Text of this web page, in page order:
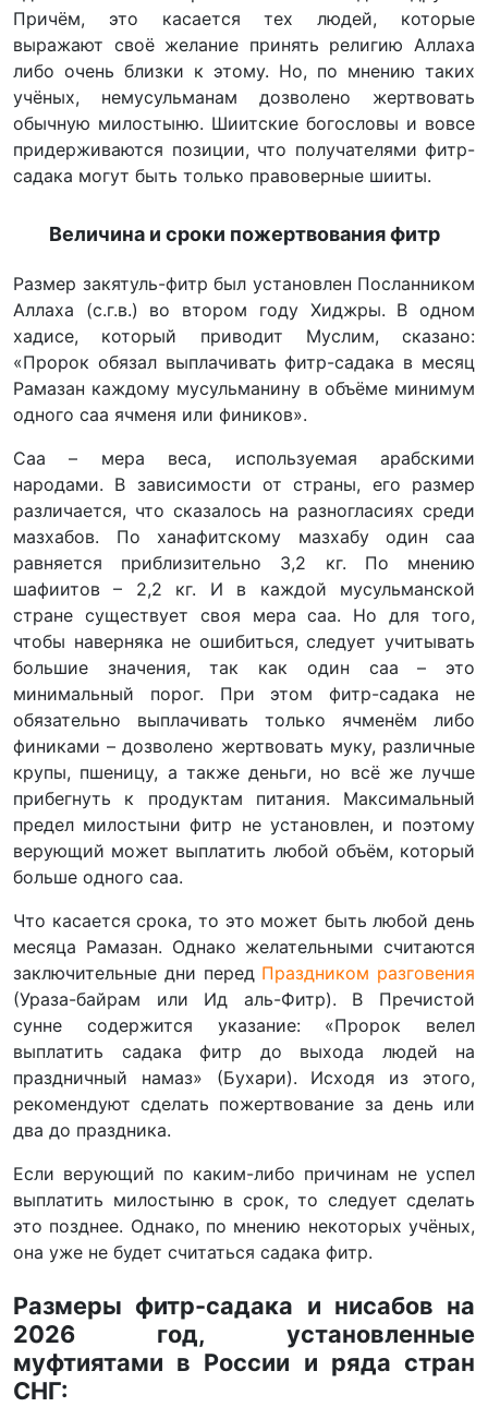
Причём, это касается тех людей, которые
выражают своё желание принять религию Аллаха
либо очень близки к этому. Но, по мнению таких
учёных, немусульманам дозволено жертвовать
обычную милостыню. Шиитские богословы и вовсе
придерживаются позиции, что получателями фитр-
садака могут быть только правоверные шииты.
Величина и сроки пожертвования фитр
Размер закятуль-фитр был установлен Посланником
Аллаха (с.г.в.) во втором году Хиджры. В одном
хадисе, который приводит Муслим, сказано:
«Пророк обязал выплачивать фитр-садака в месяц
Рамазан каждому мусульманину в объёме минимум
одного саа ячменя или фиников».
Саа – мера веса, используемая арабскими
народами. В зависимости от страны, его размер
различается, что сказалось на разногласиях среди
мазхабов. По ханафитскому мазхабу один саа
равняется приблизительно 3,2 кг. По мнению
шафиитов – 2,2 кг. И в каждой мусульманской
стране существует своя мера саа. Но для того,
чтобы наверняка не ошибиться, следует учитывать
большие значения, так как один саа – это
минимальный порог. При этом фитр-садака не
обязательно выплачивать только ячменём либо
финиками – дозволено жертвовать муку, различные
крупы, пшеницу, а также деньги, но всё же лучше
прибегнуть к продуктам питания. Максимальный
предел милостыни фитр не установлен, и поэтому
верующий может выплатить любой объём, который
больше одного саа.
Что касается срока, то это может быть любой день
месяца Рамазан. Однако желательными считаются
заключительные дни перед Праздником разговения
(Ураза-байрам или Ид аль-Фитр). В Пречистой
сунне содержится указание: «Пророк велел
выплатить садака фитр до выхода людей на
праздничный намаз» (Бухари). Исходя из этого,
рекомендуют сделать пожертвование за день или
два до праздника.
Если верующий по каким-либо причинам не успел
выплатить милостыню в срок, то следует сделать
это позднее. Однако, по мнению некоторых учёных,
она уже не будет считаться садака фитр.
Размеры фитр-садака и нисабов на
2026 год, установленные
муфтиятами в России и ряда стран
СНГ: